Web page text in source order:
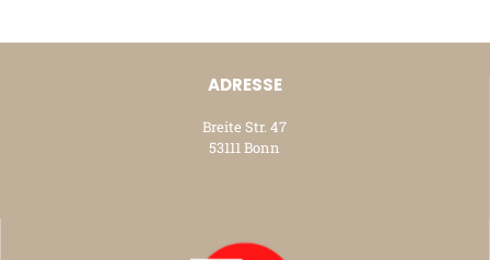
ADRESSE
Breite Str. 47
53111 Bonn